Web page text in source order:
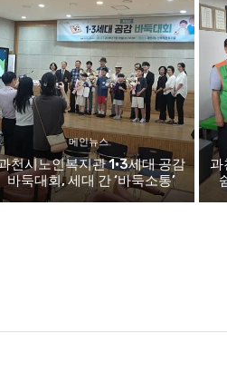
메인뉴스
천시노인복지관 1·3세대 공감
바둑대회, 세대 간 ‘바둑소통’
과